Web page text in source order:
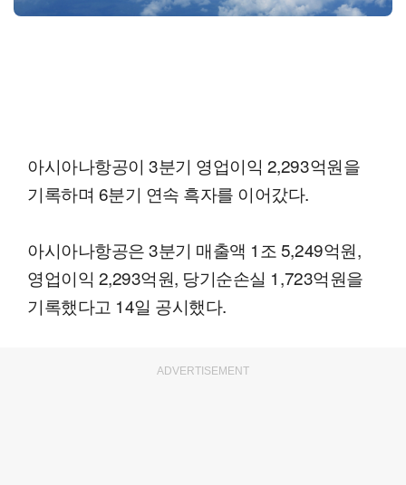
아시아나항공이 3분기 영업이익 2,293억원을
기록하며 6분기 연속 흑자를 이어갔다.
아시아나항공은 3분기 매출액 1조 5,249억원,
영업이익 2,293억원, 당기순손실 1,723억원을
기록했다고 14일 공시했다.
ADVERTISEMENT